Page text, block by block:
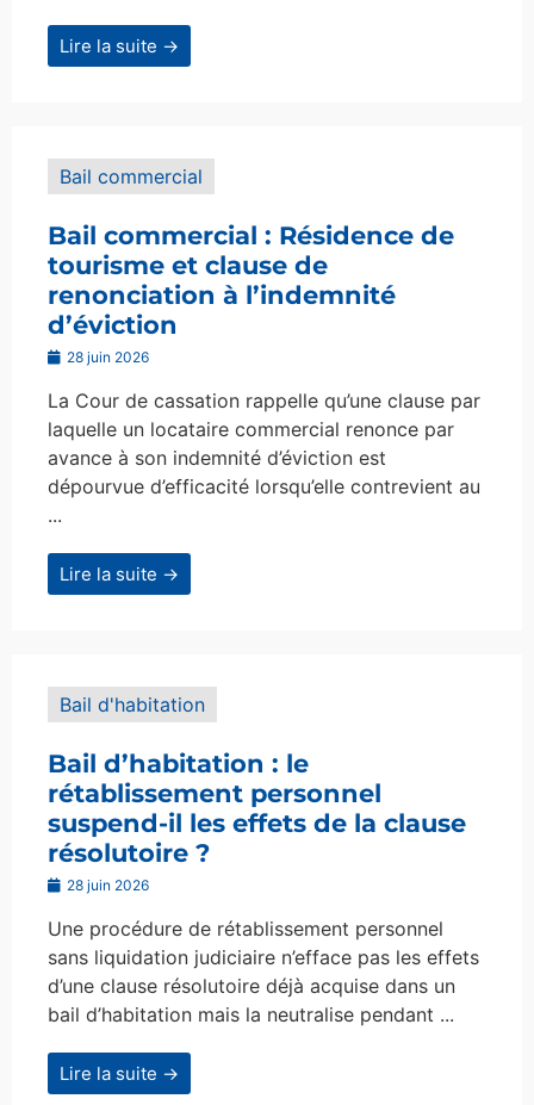
Lire la suite →
Bail commercial
Bail commercial : Résidence de
tourisme et clause de
renonciation à l’indemnité
d’éviction
28 juin 2026
La Cour de cassation rappelle qu’une clause par
laquelle un locataire commercial renonce par
avance à son indemnité d’éviction est
dépourvue d’efficacité lorsqu’elle contrevient au
...
Lire la suite →
Bail d'habitation
Bail d’habitation : le
rétablissement personnel
suspend-il les effets de la clause
résolutoire ?
28 juin 2026
Une procédure de rétablissement personnel
sans liquidation judiciaire n’efface pas les effets
d’une clause résolutoire déjà acquise dans un
bail d’habitation mais la neutralise pendant ...
Lire la suite →